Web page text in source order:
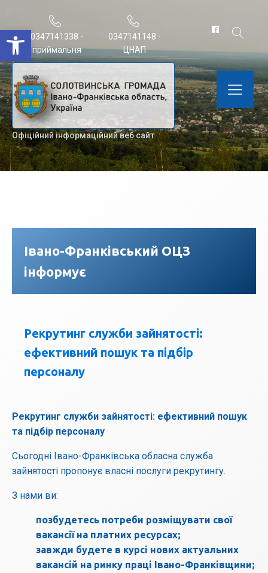
Відкрити Панель інструментів
0347141338 -
приймальня
0347141148 -
ЦНАП
Офіційний інформаційний веб сайт
Івано-Франківський ОЦЗ
інформує
Рекрутинг служби зайнятості:
ефективний пошук та підбір
персоналу
Рекрутинг служби зайнятості: ефективний пошук
та підбір персоналу
Сьогодні Івано-Франківська обласна служба
зайнятості пропонує власні послуги рекрутингу.
З нами ви:
позбудетесь потреби розміщувати свої
вакансії на платних ресурсах;
завжди будете в курсі нових актуальних
вакансій на ринку праці Івано-Франківщини;